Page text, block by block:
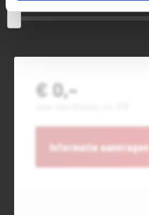
€ 0,-
Informatie aanvragen